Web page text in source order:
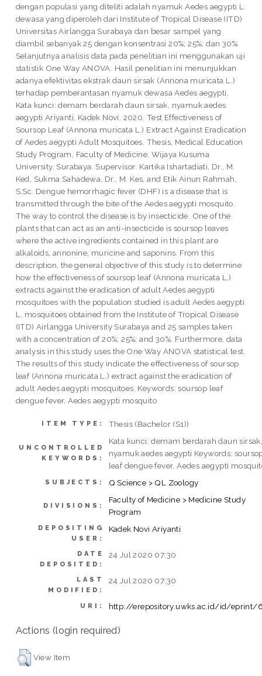
dengan populasi yang diteliti adalah nyamuk Aedes aegypti L.
dewasa yang diperoleh dari Institute of Tropical Disease (ITD)
Universitas Airlangga Surabaya dan besar sampel yang
diambil sebanyak 25 dengan konsentrasi 20%; 25%; dan 30%.
Selanjutnya analisis data pada penelitian ini menggunakan uji
statistik One Way ANOVA. Hasil penelitian ini menunjukkan
adanya efektivitas ekstrak daun sirsak (Annona muricata L.)
terhadap pemberantasan nyamuk dewasa Aedes aegypti.
Kata kunci: demam berdarah daun sirsak, nyamuk aedes
aegypti Ariyanti, Kadek Novi. 2020. Test Effectiveness of
Soursop Leaf (Annona muricata L.) Extract Against Eradication
of Aedes aegypti Adult Mosquitoes. Thesis, Medical Education
Study Program, Faculty of Medicine, Wijaya Kusuma
University, Surabaya. Supervisor: Kartika Ishartadiati, Dr., M.
Ked, Sukma Sahadewa, Dr., M. Kes, and Etik Ainun Rahmah,
S.Sc. Dengue hemorrhagic fever (DHF) is a disease that is
transmitted through the bite of the Aedes aegypti mosquito.
The way to control the disease is by insecticide. One of the
plants that can act as an anti-insecticide is soursop leaves
where the active ingredients contained in this plant are
alkaloids, annonine, muricine and saponins. From this
description, the general objective of this study is to determine
how the effectiveness of soursop leaf (Annona muricata L.)
extracts against the eradication of adult Aedes aegypti
mosquitoes with the population studied is adult Aedes aegypti
L. mosquitoes obtained from the Institute of Tropical Disease
(ITD) Airlangga University Surabaya and 25 samples taken
with a concentration of 20%; 25%; and 30%. Furthermore, data
analysis in this study uses the One Way ANOVA statistical test.
The results of this study indicate the effectiveness of soursop
leaf (Annona muricata L.) extract against the eradication of
adult Aedes aegypti mosquitoes. Keywords: soursop leaf
dengue fever, Aedes aegypti mosquito
ITEM TYPE: Thesis (Bachelor (S1))
UNCONTROLLED
KEYWORDS:
Kata kunci: demam berdarah daun
nyamuk aedes aegypti Keywords:
leaf dengue fever, Aedes aegypti
SUBJECTS: Q Science > QL Zoology
DIVISIONS:
Faculty of Medicine > Medicine Study
Program
DEPOSITING
USER:
Kadek Novi Ariyanti
DATE
DEPOSITED:
24 Jul 2020 07:30
LAST
MODIFIED:
24 Jul 2020 07:30
URI: http://erepository.uwks.ac.id/id/eprint/
Actions (login required)
View Item